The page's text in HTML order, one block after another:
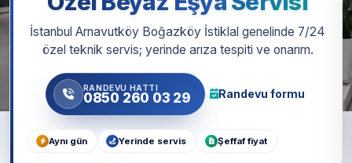
İstanbul Arnavutköy Boğazköy İstiklal genelinde 7/24
özel teknik servis; yerinde arıza tespiti ve onarım.
RANDEVU HATTI
0850 260 03 29 Randevu formu
Aynı gün Yerinde servis Şeffaf fiyat